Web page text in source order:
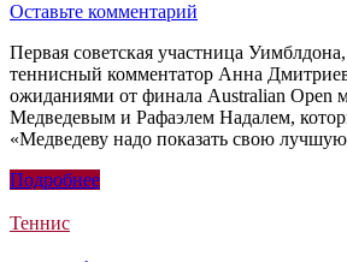
Оставьте комментарий
Первая советская участница
теннисный комментатор Анна
ожиданиями от финала Australian Open
Медведевым и Рафаэлем Надалем,
«Медведеву надо показать свою
Подробнее
Теннис